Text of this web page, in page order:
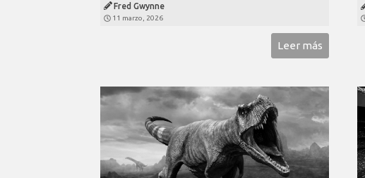
Fred Gwynne
11 marzo, 2026
Leer más